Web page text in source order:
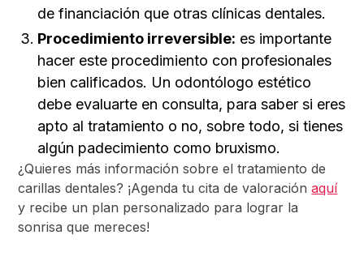
de financiación que otras clínicas dentales.
Procedimiento irreversible: es importante
hacer este procedimiento con profesionales
bien calificados. Un odontólogo estético
debe evaluarte en consulta, para saber si eres
apto al tratamiento o no, sobre todo, si tienes
algún padecimiento como bruxismo.
¿Quieres más información sobre el tratamiento de
carillas dentales? ¡Agenda tu cita de valoraciónaquí
y recibe un plan personalizado para lograr la
sonrisa que mereces!